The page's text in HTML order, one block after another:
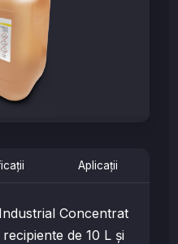
Aplicații
Concentrat
de 10 L și